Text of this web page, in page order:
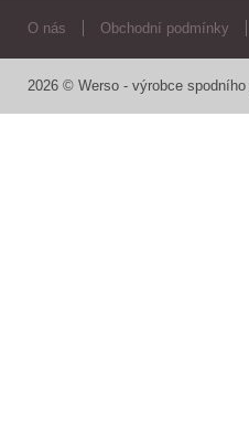
O nás Obchodní podmínky
2026 © Werso - výrobce